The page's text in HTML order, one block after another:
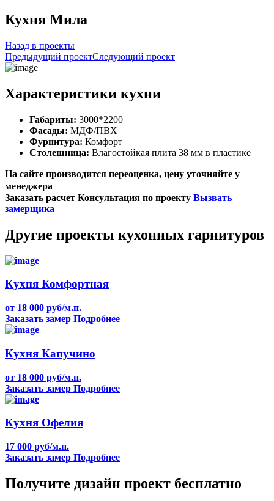
Кухня Мила
Назад в проекты
Предыдущий проектСледующий проект
Характеристики кухни
Габариты: 3000*2200
Фасады: МДФ/ПВХ
Фурнитура: Комфорт
Столешница: Влагостойкая плита 38 мм в пластике
На сайте производится переоценка, цену уточняйте у
менеджера
Заказать расчет Консультация по проекту Вызвать
замерщика
Другие проекты кухонных гарнитуров
Кухня Комфортная
от 18 000 руб/м.п.
Заказать замер Подробнее
Кухня Капучино
от 18 000 руб/м.п.
Заказать замер Подробнее
Кухня Офелия
17 000 руб/м.п.
Заказать замер Подробнее
Получите дизайн проект бесплатно